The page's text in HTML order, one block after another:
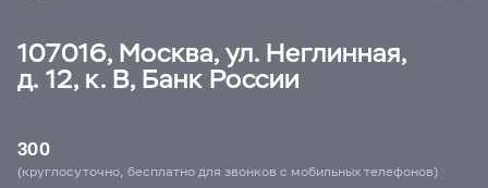
107016, Москва, ул. Неглинная,
д. 12, к. В, Банк России
300
(круглосуточно, бесплатно для звонков с мобильных телефонов)